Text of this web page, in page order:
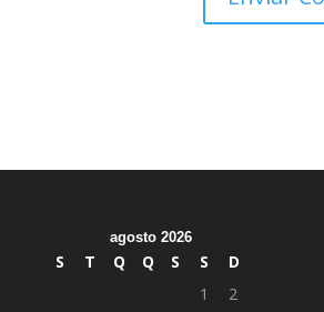
agosto 2026
S T Q Q S S
D
1
2